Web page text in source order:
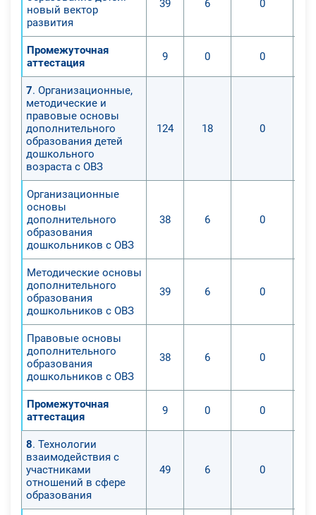
новый вектор
развития
39 6 0
Промежуточная
аттестация
9 0 0
7. Организационные,
методические и
правовые основы
дополнительного
образования детей
дошкольного
возраста с ОВЗ
124 18 0
Организационные
основы
дополнительного
образования
дошкольников с ОВЗ
38 6 0
Методические основы
дополнительного
образования
дошкольников с ОВЗ
39 6 0
Правовые основы
дополнительного
образования
дошкольников с ОВЗ
38 6 0
Промежуточная
аттестация
9 0 0
8. Технологии
взаимодействия с
участниками
отношений в сфере
образования
49 6 0